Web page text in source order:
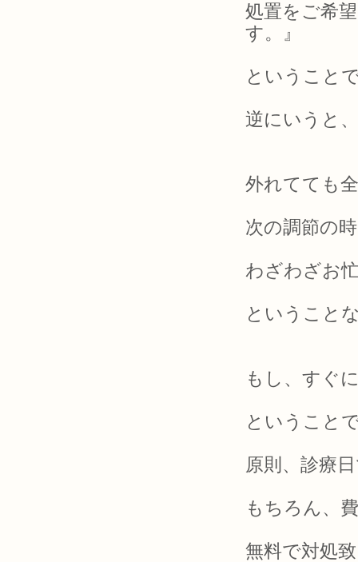
処置をご希
す。』
ということ
逆にいうと、
外れてても
次の調節の
わざわざお
ということ
もし、すぐ
ということ
原則、診療
もちろん、
無料で対処